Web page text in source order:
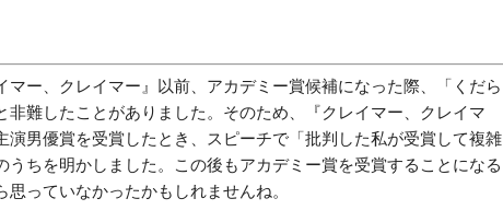
マー、クレイマー』以前、アカデミー賞候補になった際、「くだら
非難したことがありました。そのため、『クレイマー、クレイマ
演男優賞を受賞したとき、スピーチで「批判した私が受賞して複雑
うちを明かしました。この後もアカデミー賞を受賞することになる
思っていなかったかもしれませんね。